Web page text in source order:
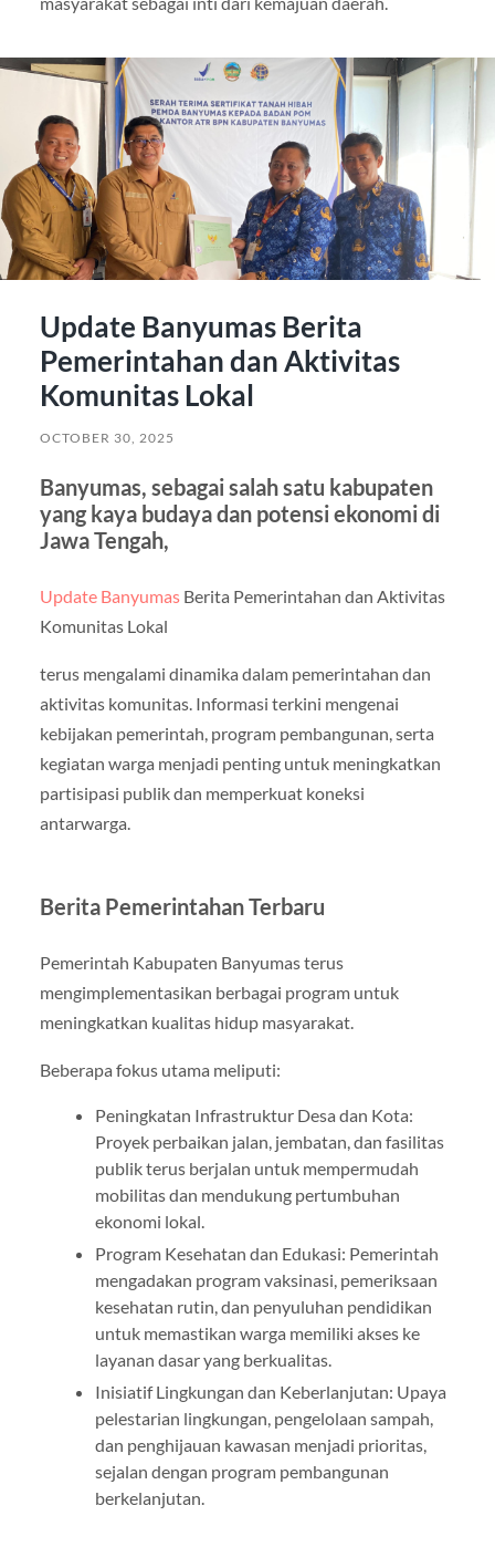
Update Banyumas Berita
Pemerintahan dan Aktivitas
Komunitas Lokal
OCTOBER 30, 2025
Banyumas, sebagai salah satu kabupaten
yang kaya budaya dan potensi ekonomi di
Jawa Tengah,
Update BanyumasBerita Pemerintahan dan Aktivitas
Komunitas Lokal
terus mengalami dinamika dalam pemerintahan dan
aktivitas komunitas. Informasi terkini mengenai
kebijakan pemerintah, program pembangunan, serta
kegiatan warga menjadi penting untuk meningkatkan
partisipasi publik dan memperkuat koneksi
antarwarga.
Berita Pemerintahan Terbaru
Pemerintah Kabupaten Banyumas terus
mengimplementasikan berbagai program untuk
meningkatkan kualitas hidup masyarakat.
Beberapa fokus utama meliputi:
Peningkatan Infrastruktur Desa dan Kota:
Proyek perbaikan jalan, jembatan, dan fasilitas
publik terus berjalan untuk mempermudah
mobilitas dan mendukung pertumbuhan
ekonomi lokal.
Program Kesehatan dan Edukasi: Pemerintah
mengadakan program vaksinasi, pemeriksaan
kesehatan rutin, dan penyuluhan pendidikan
untuk memastikan warga memiliki akses ke
layanan dasar yang berkualitas.
Inisiatif Lingkungan dan Keberlanjutan: Upaya
pelestarian lingkungan, pengelolaan sampah,
dan penghijauan kawasan menjadi prioritas,
sejalan dengan program pembangunan
berkelanjutan.